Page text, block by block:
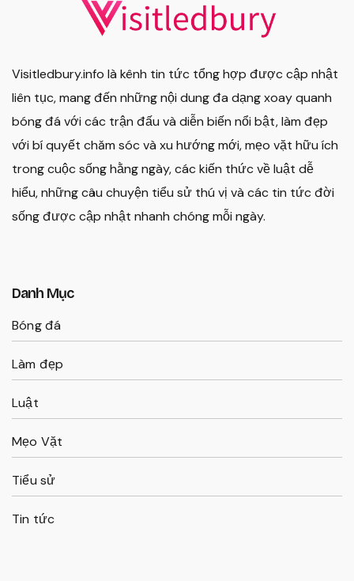
Visitledbury.info là kênh tin tức tổng hợp được cập nhật
liên tục, mang đến những nội dung đa dạng xoay quanh
bóng đá với các trận đấu và diễn biến nổi bật, làm đẹp
với bí quyết chăm sóc và xu hướng mới, mẹo vặt hữu ích
trong cuộc sống hằng ngày, các kiến thức về luật dễ
hiểu, những câu chuyện tiểu sử thú vị và các tin tức đời
sống được cập nhật nhanh chóng mỗi ngày.
Danh Mục
Bóng đá
Làm đẹp
Luật
Mẹo Vặt
Tiểu sử
Tin tức